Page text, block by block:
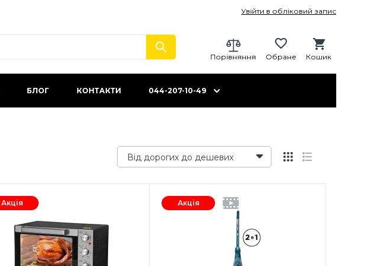
Увійти в обліковий запис
Кошик
Обране
Порівняння
БЛОГ КОНТАКТИ 044-207-10-49
Від дорогих до дешевих
Акція Акція